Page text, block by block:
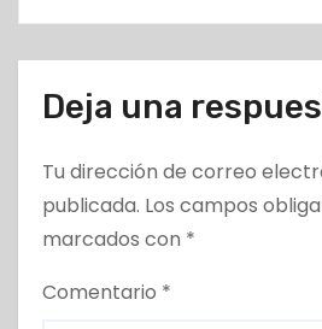
Deja una
Tu dirección de correo
publicada. Los campos
marcados con *
Comentario *